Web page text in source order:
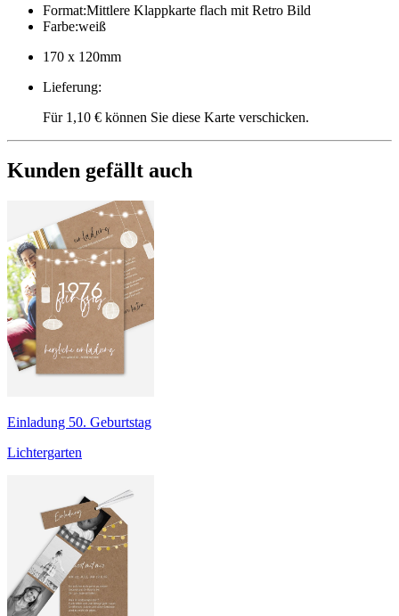
Format:Mittlere Klappkarte flach mit Retro Bild
Farbe:weiß
170 x 120mm
Lieferung:
Für 1,10 € können Sie diese Karte verschicken.
Kunden gefällt auch
Einladung 50. Geburtstag
Lichtergarten